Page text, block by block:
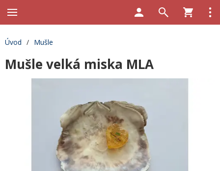
Úvod / Mušle
Mušle velká miska MLA